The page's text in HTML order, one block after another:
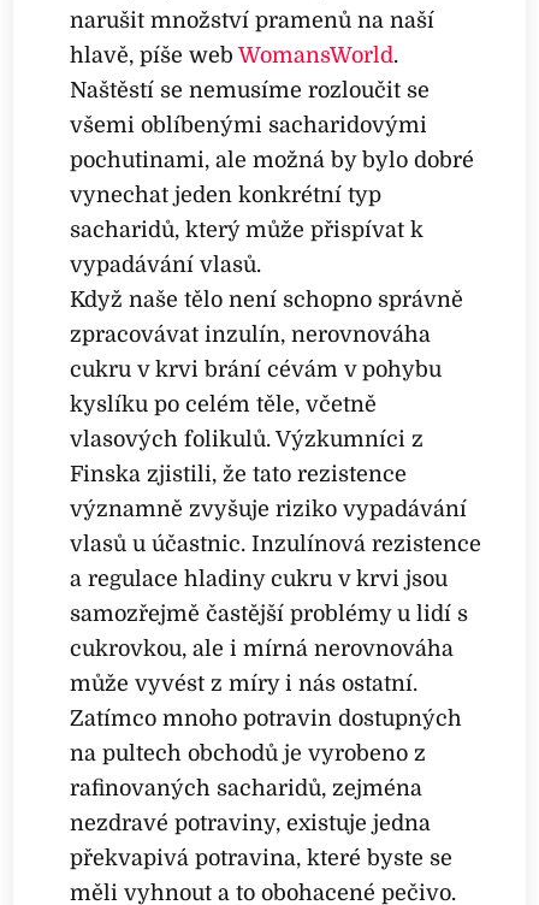
narušit množství pramenů na naší
hlavě, píše webWomansWorld.
Naštěstí se nemusíme rozloučit se
všemi oblíbenými sacharidovými
pochutinami, ale možná by bylo dobré
vynechat jeden konkrétní typ
sacharidů, který může přispívat k
vypadávání vlasů.
Když naše tělo není schopno správně
zpracovávat inzulín, nerovnováha
cukru v krvi brání cévám v pohybu
kyslíku po celém těle, včetně
vlasových folikulů. Výzkumníci z
Finska zjistili, že tato rezistence
významně zvyšuje riziko vypadávání
vlasů u účastnic. Inzulínová rezistence
a regulace hladiny cukru v krvi jsou
samozřejmě častější problémy u lidí s
cukrovkou, ale i mírná nerovnováha
může vyvést z míry i nás ostatní.
Zatímco mnoho potravin dostupných
na pultech obchodů je vyrobeno z
rafinovaných sacharidů, zejména
nezdravé potraviny, existuje jedna
překvapivá potravina, které byste se
měli vyhnout a to obohacené pečivo.